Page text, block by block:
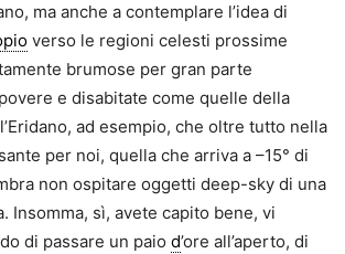
ma anche a contemplare l’idea di
verso le regioni celesti prossime
brumose per gran parte
e disabitate come quelle della
ad esempio, che oltre tutto nella
per noi, quella che arriva a –15° di
non ospitare oggetti deep-sky di una
Insomma, sì, avete capito bene, vi
di passare un paio d’ore all’aperto, di